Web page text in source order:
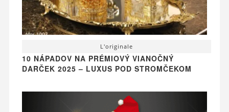
L'originale
10 NÁPADOV NA PRÉMIOVÝ VIANOČNÝ
DARČEK 2025 – LUXUS POD STROMČEKOM